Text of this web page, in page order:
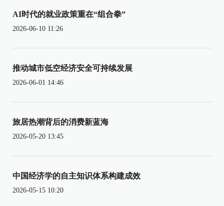
AI时代的就业政策重在“组合拳”
2026-06-10 11:26
推动城市低空经济安全可持续发展
2026-06-01 14:46
旅居热潮背后的消费新蓝海
2026-05-20 13:45
中国经济学的自主知识体系构建成效
2026-05-15 10:20